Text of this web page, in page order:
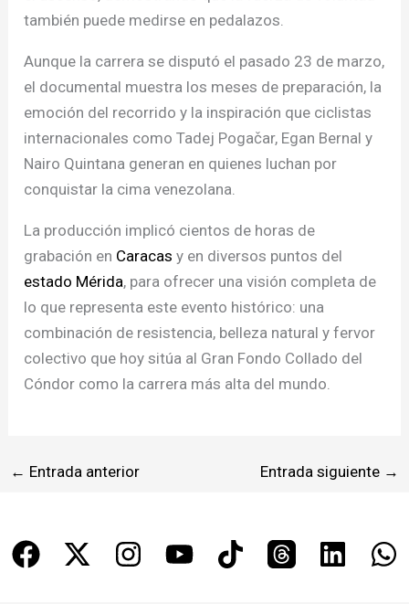
también puede medirse en pedalazos.
Aunque la carrera se disputó el pasado 23 de marzo,
el documental muestra los meses de preparación, la
emoción del recorrido y la inspiración que ciclistas
internacionales como Tadej Pogačar, Egan Bernal y
Nairo Quintana generan en quienes luchan por
conquistar la cima venezolana.
La producción implicó cientos de horas de
grabación en Caracas y en diversos puntos del
estado Mérida, para ofrecer una visión completa de
lo que representa este evento histórico: una
combinación de resistencia, belleza natural y fervor
colectivo que hoy sitúa al Gran Fondo Collado del
Cóndor como la carrera más alta del mundo.
← Entrada anterior Entrada siguiente →